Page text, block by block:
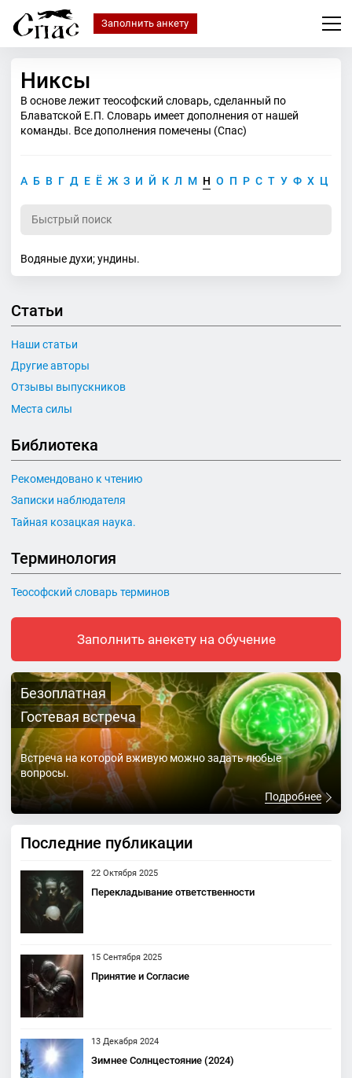
Заполнить анкету
Никсы
В основе лежит теософский словарь, сделанный по
Блаватской Е.П. Словарь имеет дополнения от нашей
команды. Все дополнения помечены (Спас)
А Б В Г Д Е Ё Ж З И Й К Л М Н О П Р С Т У Ф Х Ц
Водяные духи; ундины.
Статьи
Наши статьи
Другие авторы
Отзывы выпускников
Места силы
Библиотека
Рекомендовано к чтению
Записки наблюдателя
Тайная козацкая наука.
Терминология
Теософский словарь терминов
Заполнить анекету на обучение
Безоплатная
Гостевая встреча
Встреча на которой вживую можно задать любые
вопросы.
Подробнее
Последние публикации
22 Октября 2025
Перекладывание ответственности
15 Сентября 2025
Принятие и Согласие
13 Декабря 2024
Зимнее Солнцестояние (2024)